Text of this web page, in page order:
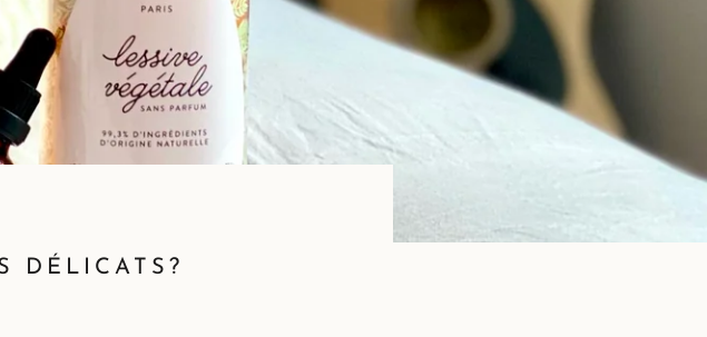
DÉLICATS?